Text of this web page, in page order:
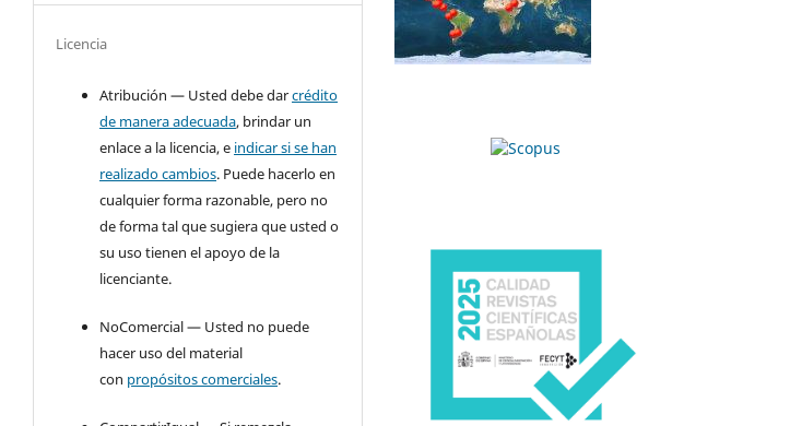
Licencia
Atribución — Usted debe darcrédito
de manera adecuada, brindar un
enlace a la licencia, e indicar si se han
realizado cambios. Puede hacerlo en
cualquier forma razonable, pero no
de forma tal que sugiera que usted o
su uso tienen el apoyo de la
licenciante.
NoComercial — Usted no puede
hacer uso del material
con propósitos comerciales.